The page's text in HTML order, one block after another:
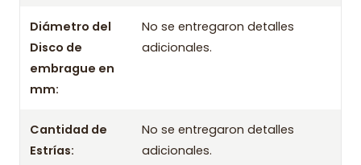
despachos a todo Chile.
- Prensa
Diámetro del
Disco de
embrague en
mm:
No se entregaron detalles
adicionales.
Cantidad de
Estrías:
No se entregaron detalles
adicionales.